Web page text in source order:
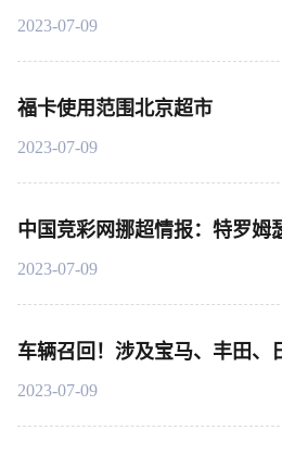
2023-07-09
福卡使用范围北京超市
2023-07-09
中国竞彩网挪超情报：特罗姆
2023-07-09
车辆召回！涉及宝马、丰田、
2023-07-09